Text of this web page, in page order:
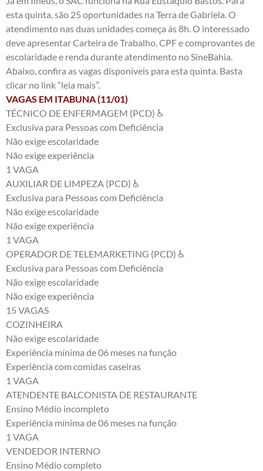
esta quinta, são 25 oportunidades na Terra de Gabriela. O
atendimento nas duas unidades começa às 8h. O interessado
deve apresentar Carteira de Trabalho, CPF e comprovantes de
escolaridade e renda durante atendimento no SineBahia.
Abaixo, confira as vagas disponíveis para esta quinta. Basta
clicar no link “leia mais”.
VAGAS EM ITABUNA (11/01)
TÉCNICO DE ENFERMAGEM (PCD) ♿
Exclusiva para Pessoas com Deficiência
Não exige escolaridade
Não exige experiência
1 VAGA
AUXILIAR DE LIMPEZA (PCD) ♿
Exclusiva para Pessoas com Deficiência
Não exige escolaridade
Não exige experiência
1 VAGA
OPERADOR DE TELEMARKETING (PCD) ♿
Exclusiva para Pessoas com Deficiência
Não exige escolaridade
Não exige experiência
15 VAGAS
COZINHEIRA
Não exige escolaridade
Experiência mínima de 06 meses na função
Experiência com comidas caseiras
1 VAGA
ATENDENTE BALCONISTA DE RESTAURANTE
Ensino Médio incompleto
Experiência mínima de 06 meses na função
1 VAGA
VENDEDOR INTERNO
Ensino Médio completo